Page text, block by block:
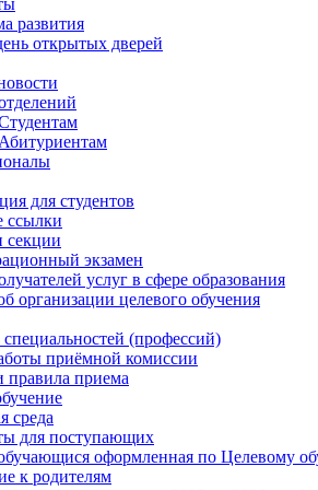
развития
открытых дверей
для студентов
ссылки
экзамен
услуг в сфере образования
организации целевого обучения
(профессий)
приёмной комиссии
правила приема
среда
для поступающих
оформленная по Целевому
к родителям